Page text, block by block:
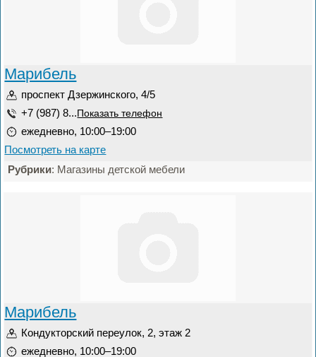
Марибель
проспект Дзержинского, 4/5
+7 (987) 8... Показать телефон
ежедневно, 10:00–19:00
Посмотреть на карте
Рубрики: Магазины детской мебели
Марибель
Кондукторский переулок, 2, этаж 2
ежедневно, 10:00–19:00